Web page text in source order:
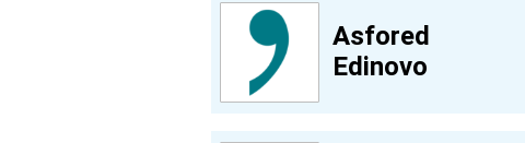
Asfored
Edinovo